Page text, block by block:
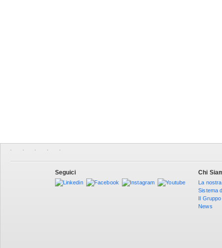
Seguici Chi
La
Sistema
Il Gruppo
News